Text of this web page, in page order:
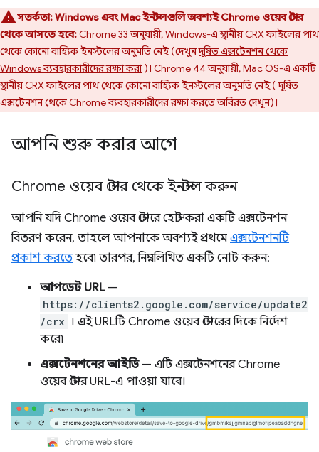
সতর্কতা:Windows এবং Mac ইনস্টলগুলি অবশ্যই Chrome ওয়েব স্টোর
থেকে আসতে হবে:Chrome 33 অনুযায়ী, Windows-এ স্থানীয় CRX ফাইলের পাথ
থেকে কোনো বাহ্যিক ইনস্টলের অনুমতি নেই (দেখুনদূষিত এক্সটেনশন থেকে
Windows ব্যবহারকারীদের রক্ষা করা)। Chrome 44 অনুযায়ী, Mac OS-এ একটি
স্থানীয় CRX ফাইলের পাথ থেকে কোনো বাহ্যিক ইনস্টলের অনুমতি নেই (দূষিত
এক্সটেনশন থেকে Chrome ব্যবহারকারীদের রক্ষা করতে অবিরতদেখুন)।
আপনি শুরু করার আগে
Chrome ওয়েব স্টোর থেকে ইনস্টল করুন
আপনি যদি Chrome ওয়েব স্টোরে হোস্ট করা একটি এক্সটেনশন
বিতরণ করেন, তাহলে আপনাকে অবশ্যই প্রথমে এক্সটেনশনটি
প্রকাশ করতে হবে৷ তারপর, নিম্নলিখিত একটি নোট করুন:
আপডেট URL—
https://clients2.google.com/service/update2
/crx । এই URLটি Chrome ওয়েব স্টোরের দিকে নির্দেশ
করে৷
এক্সটেনশনের আইডি— এটি এক্সটেনশনের Chrome
ওয়েব স্টোর URL-এ পাওয়া যাবে।